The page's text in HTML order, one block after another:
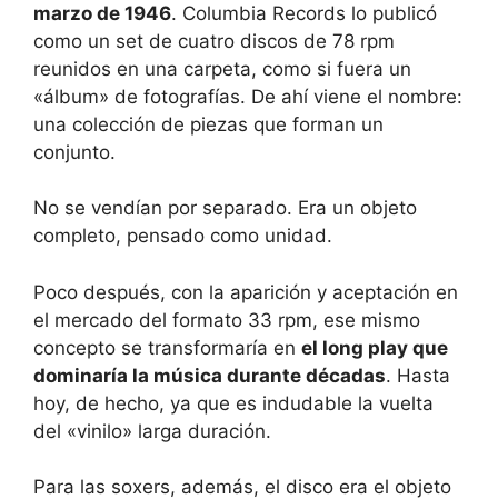
marzo de 1946. Columbia Records lo publicó
como un set de cuatro discos de 78 rpm
reunidos en una carpeta, como si fuera un
«álbum» de fotografías. De ahí viene el nombre:
una colección de piezas que forman un
conjunto.
No se vendían por separado. Era un objeto
completo, pensado como unidad.
Poco después, con la aparición y aceptación en
el mercado del formato 33 rpm, ese mismo
concepto se transformaría en el long play que
dominaría la música durante décadas. Hasta
hoy, de hecho, ya que es indudable la vuelta
del «vinilo» larga duración.
Para las soxers, además, el disco era el objeto